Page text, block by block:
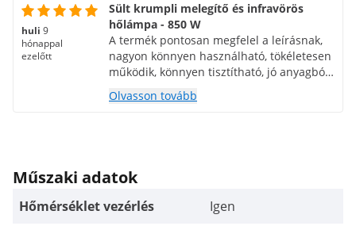
huli 9
hónappal
ezelőtt
Sült krumpli melegítő és infravörös
hőlámpa - 850 W
A termék pontosan megfelel a leírásnak,
nagyon könnyen használható, tökéletesen
működik, könnyen tisztítható, jó anyagból
készült, kereskedelmi használatra
alkalmas.
Olvasson tovább
Műszaki adatok
Hőmérséklet vezérlés
Igen